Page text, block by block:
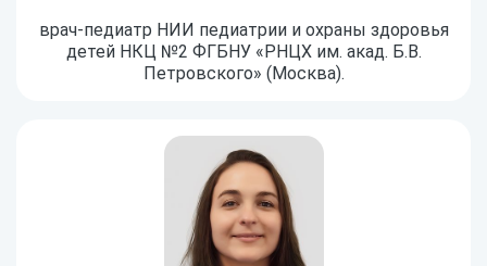
врач-педиатр НИИ педиатрии и охраны здоровья
детей НКЦ №2 ФГБНУ «РНЦХ им. акад. Б.В.
Петровского» (Москва).